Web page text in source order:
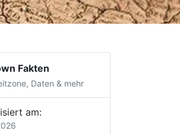
Fakten
Daten & mehr
am: